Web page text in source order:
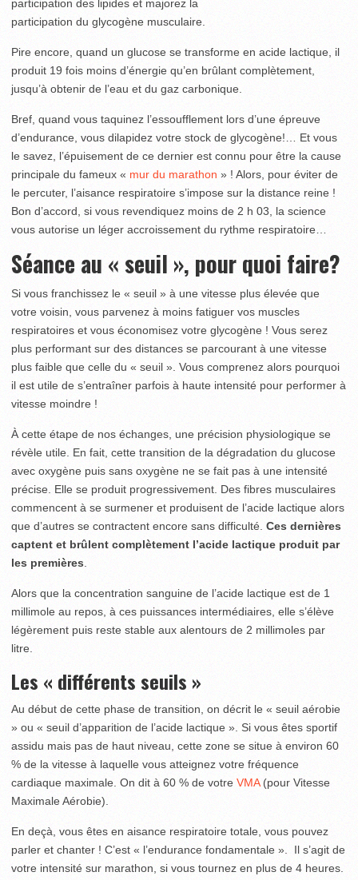
participation des lipides et majorez la
participation du glycogène musculaire.
Pire encore, quand un glucose se transforme en acide lactique, il
produit 19 fois moins d’énergie qu’en brûlant complètement,
jusqu’à obtenir de l’eau et du gaz carbonique.
Bref, quand vous taquinez l’essoufflement lors d’une épreuve
d’endurance, vous dilapidez votre stock de glycogène!… Et vous
le savez, l’épuisement de ce dernier est connu pour être la cause
principale du fameux « mur du marathon » ! Alors, pour éviter de
le percuter, l’aisance respiratoire s’impose sur la distance reine !
Bon d’accord, si vous revendiquez moins de 2 h 03, la science
vous autorise un léger accroissement du rythme respiratoire…
Séance au « seuil », pour quoi faire?
Si vous franchissez le « seuil » à une vitesse plus élevée que
votre voisin, vous parvenez à moins fatiguer vos muscles
respiratoires et vous économisez votre glycogène ! Vous serez
plus performant sur des distances se parcourant à une vitesse
plus faible que celle du « seuil ». Vous comprenez alors pourquoi
il est utile de s’entraîner parfois à haute intensité pour performer à
vitesse moindre !
À cette étape de nos échanges, une précision physiologique se
révèle utile. En fait, cette transition de la dégradation du glucose
avec oxygène puis sans oxygène ne se fait pas à une intensité
précise. Elle se produit progressivement. Des fibres musculaires
commencent à se surmener et produisent de l’acide lactique alors
que d’autres se contractent encore sans difficulté. Ces dernières
captent et brûlent complètement l’acide lactique produit par
les premières
Alors que la concentration sanguine de l’acide lactique est de 1
millimole au repos, à ces puissances intermédiaires, elle s’élève
légèrement puis reste stable aux alentours de 2 millimoles par
litre.
Les « différents seuils »
Au début de cette phase de transition, on décrit le « seuil aérobie
» ou « seuil d’apparition de l’acide lactique ». Si vous êtes sportif
assidu mais pas de haut niveau, cette zone se situe à environ 60
% de la vitesse à laquelle vous atteignez votre fréquence
cardiaque maximale. On dit à 60 % de votre VMA(pour Vitesse
Maximale Aérobie).
En deçà, vous êtes en aisance respiratoire totale, vous pouvez
parler et chanter ! C’est « l’endurance fondamentale ». Il s’agit de
votre intensité sur marathon, si vous tournez en plus de 4 heures.